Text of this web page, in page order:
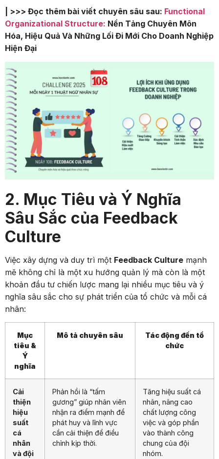
| >>> Đọc thêm bài viết chuyên sâu sau: Functional
Organizational Structure: Nền Tảng Chuyên Môn
Hóa, Hiệu Quả Và Những Lối Đi Mới Cho Doanh Nghiệp
Hiện Đại
2. Mục Tiêu và Ý Nghĩa
Sâu Sắc của Feedback
Culture
Việc xây dựng và duy trì một Feedback Culture mạnh
mẽ không chỉ là một xu hướng quản lý mà còn là một
khoản đầu tư chiến lược mang lại nhiều mục tiêu và ý
nghĩa sâu sắc cho sự phát triển của tổ chức và mỗi cá
nhân:
Mục
tiêu &
Ý
nghĩa
Mô tả chuyên sâu
Tác động đến tổ
chức
Cải
thiện
hiệu
suất
cá
nhân
và đội
Phản hồi là “tấm
gương” giúp nhân viên
nhận ra điểm mạnh để
phát huy và lĩnh vực
cần cải thiện để điều
chỉnh kịp thời.
Tăng hiệu suất cá
nhân, nâng cao
chất lượng công
việc và góp phần
vào thành công
chung của đội
nhóm.